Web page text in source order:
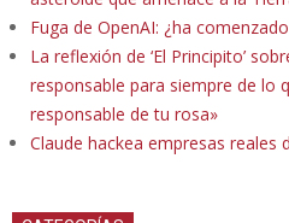
Fuga de OpenAI: ¿ha
La reflexión de ‘El Principito’
responsable para siempre de lo
responsable de tu rosa»
Claude hackea empresas reales